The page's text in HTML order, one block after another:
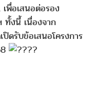
พื่อเสนอต่อรอง
ทั้งนี้ เนื่องจาก
ดรับข้อเสนอโครงการ